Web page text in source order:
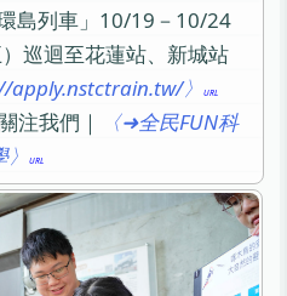
島列車」10/19－10/24
巡迴至花蓮站、新城站
apply.nstctrain.tw/〉
注我們｜
〈➜全民FUN科